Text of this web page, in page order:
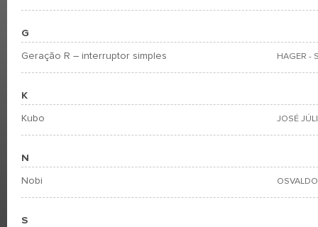
G
Geração R – interruptor simples HAGER -
K
Kubo JOSÉ
N
Nobi
S